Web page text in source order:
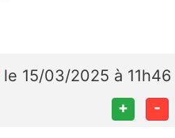
le 15/03/2025 à 11h46
+ -